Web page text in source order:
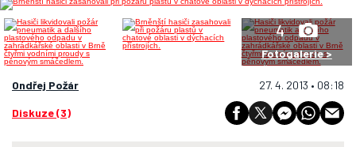
4
Fotogalerie >
Ondřej Požár 27. 4. 2013 • 08:18
Diskuze (3)